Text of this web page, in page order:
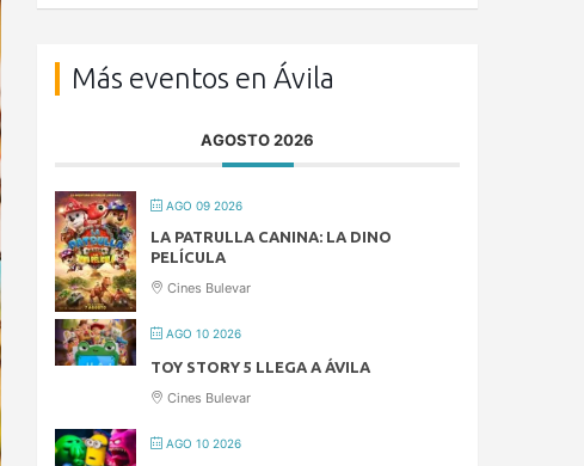
Más eventos en Ávila
AGOSTO 2026
AGO 09 2026
LA PATRULLA CANINA: LA DINO
PELÍCULA
Cines Bulevar
AGO 10 2026
TOY STORY 5 LLEGA A ÁVILA
Cines Bulevar
AGO 10 2026